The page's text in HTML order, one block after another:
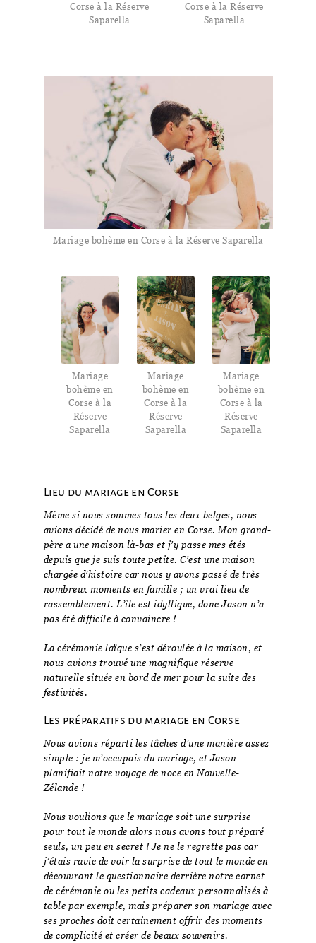
Corse à la Réserve
Saparella
Corse à la Réserve
Saparella
Mariage bohème en Corse à la Réserve Saparella
Mariage
bohème en
Corse à la
Réserve
Saparella
Mariage
bohème en
Corse à la
Réserve
Saparella
Mariage
bohème en
Corse à la
Réserve
Saparella
Lieu du mariage en Corse
Même si nous sommes tous les deux belges, nous
avions décidé de nous marier en Corse. Mon grand-
père a une maison là-bas et j’y passe mes étés
depuis que je suis toute petite. C’est une maison
chargée d’histoire car nous y avons passé de très
nombreux moments en famille ; un vrai lieu de
rassemblement. L’île est idyllique, donc Jason n’a
pas été difficile à convaincre !
La cérémonie laïque s’est déroulée à la maison, et
nous avions trouvé une magnifique réserve
naturelle située en bord de mer pour la suite des
festivités.
Les préparatifs du mariage en Corse
Nous avions réparti les tâches d’une manière assez
simple : je m’occupais du mariage, et Jason
planifiait notre voyage de noce en Nouvelle-
Zélande !
Nous voulions que le mariage soit une surprise
pour tout le monde alors nous avons tout préparé
seuls, un peu en secret ! Je ne le regrette pas car
j’étais ravie de voir la surprise de tout le monde en
découvrant le questionnaire derrière notre carnet
de cérémonie ou les petits cadeaux personnalisés à
table par exemple, mais préparer son mariage avec
ses proches doit certainement offrir des moments
de complicité et créer de beaux souvenirs.